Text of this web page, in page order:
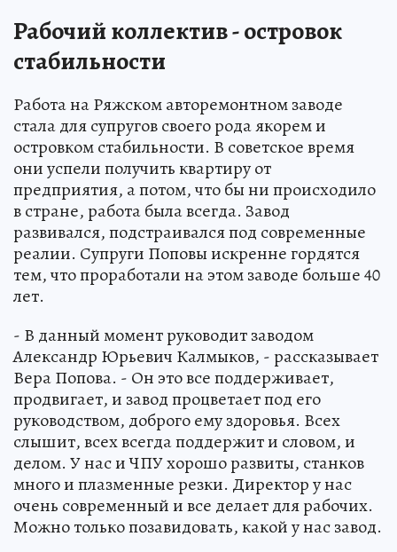
Рабочий коллектив - островок
стабильности
Работа на Ряжском авторемонтном заводе
стала для супругов своего рода якорем и
островком стабильности. В советское время
они успели получить квартиру от
предприятия, а потом, что бы ни происходило
в стране, работа была всегда. Завод
развивался, подстраивался под современные
реалии. Супруги Поповы искренне гордятся
тем, что проработали на этом заводе больше 40
лет.
- В данный момент руководит заводом
Александр Юрьевич Калмыков, - рассказывает
Вера Попова. - Он это все поддерживает,
продвигает, и завод процветает под его
руководством, доброго ему здоровья. Всех
слышит, всех всегда поддержит и словом, и
делом. У нас и ЧПУ хорошо развиты, станков
много и плазменные резки. Директор у нас
очень современный и все делает для рабочих.
Можно только позавидовать, какой у нас завод.